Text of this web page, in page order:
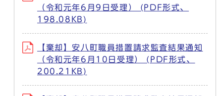
（令和元年6月9日受理） (PDF形式、
198.08KB)
【棄却】安八町職員措置請求監査結果通知
（令和元年6月10日受理） (PDF形式、
200.21KB)